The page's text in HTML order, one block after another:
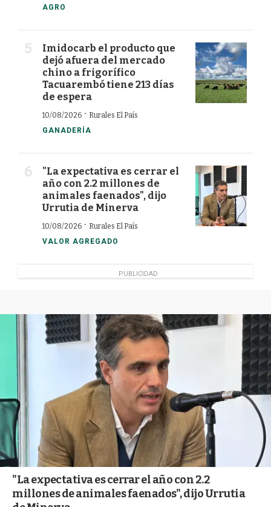
AGRO
Imidocarb el producto que
dejó afuera del mercado
chino a frigorífico
Tacuarembó tiene 213 días
de espera
10/08/2026 · Rurales El País
GANADERÍA
"La expectativa es cerrar el
año con 2.2 millones de
animales faenados", dijo
Urrutia de Minerva
10/08/2026 · Rurales El País
VALOR AGREGADO
PUBLICIDAD
"La expectativa es cerrar el año con 2.2
millones de animales faenados", dijo Urrutia